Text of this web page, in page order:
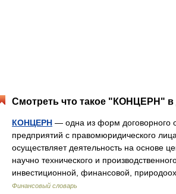
Смотреть что такое "КОНЦЕРН" в
КОНЦЕРН — одна из форм договорного
предприятий с правомюридического
осуществляет деятельность на основе
научно технического и
инвестиционной, финансовой,
Финансовый словарь